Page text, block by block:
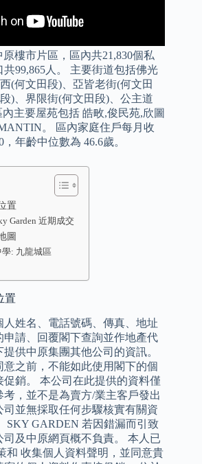
樓市片區，區內共21,830個私
99,865人。 主要街道包括佛光
(何文田段)、亞皆老街(何文田
)、界限街(何文田段)、公主道
主要屋苑包括 皓畋,俊民苑,欣圖
。 區內家庭住戶每月收
年齡中位數為 46.6歲。
置
Garden 近期成交
圖
學: 九龍城區
置
姓名、電話號碼、傳真、地址
請、回覆閣下查詢並作地產代
供中原集團其他公司的資訊。
之前，不能如此使用閣下的個
促銷。 本公司在此提供的資料僅
，並不是為賣方/業主客戶發出
並無採取任何步驟核實有關資
SKY GARDEN 若因錯漏而引致
及中原網頁概不負責。 本人已
和 收集個人資料聲明，並同意貴